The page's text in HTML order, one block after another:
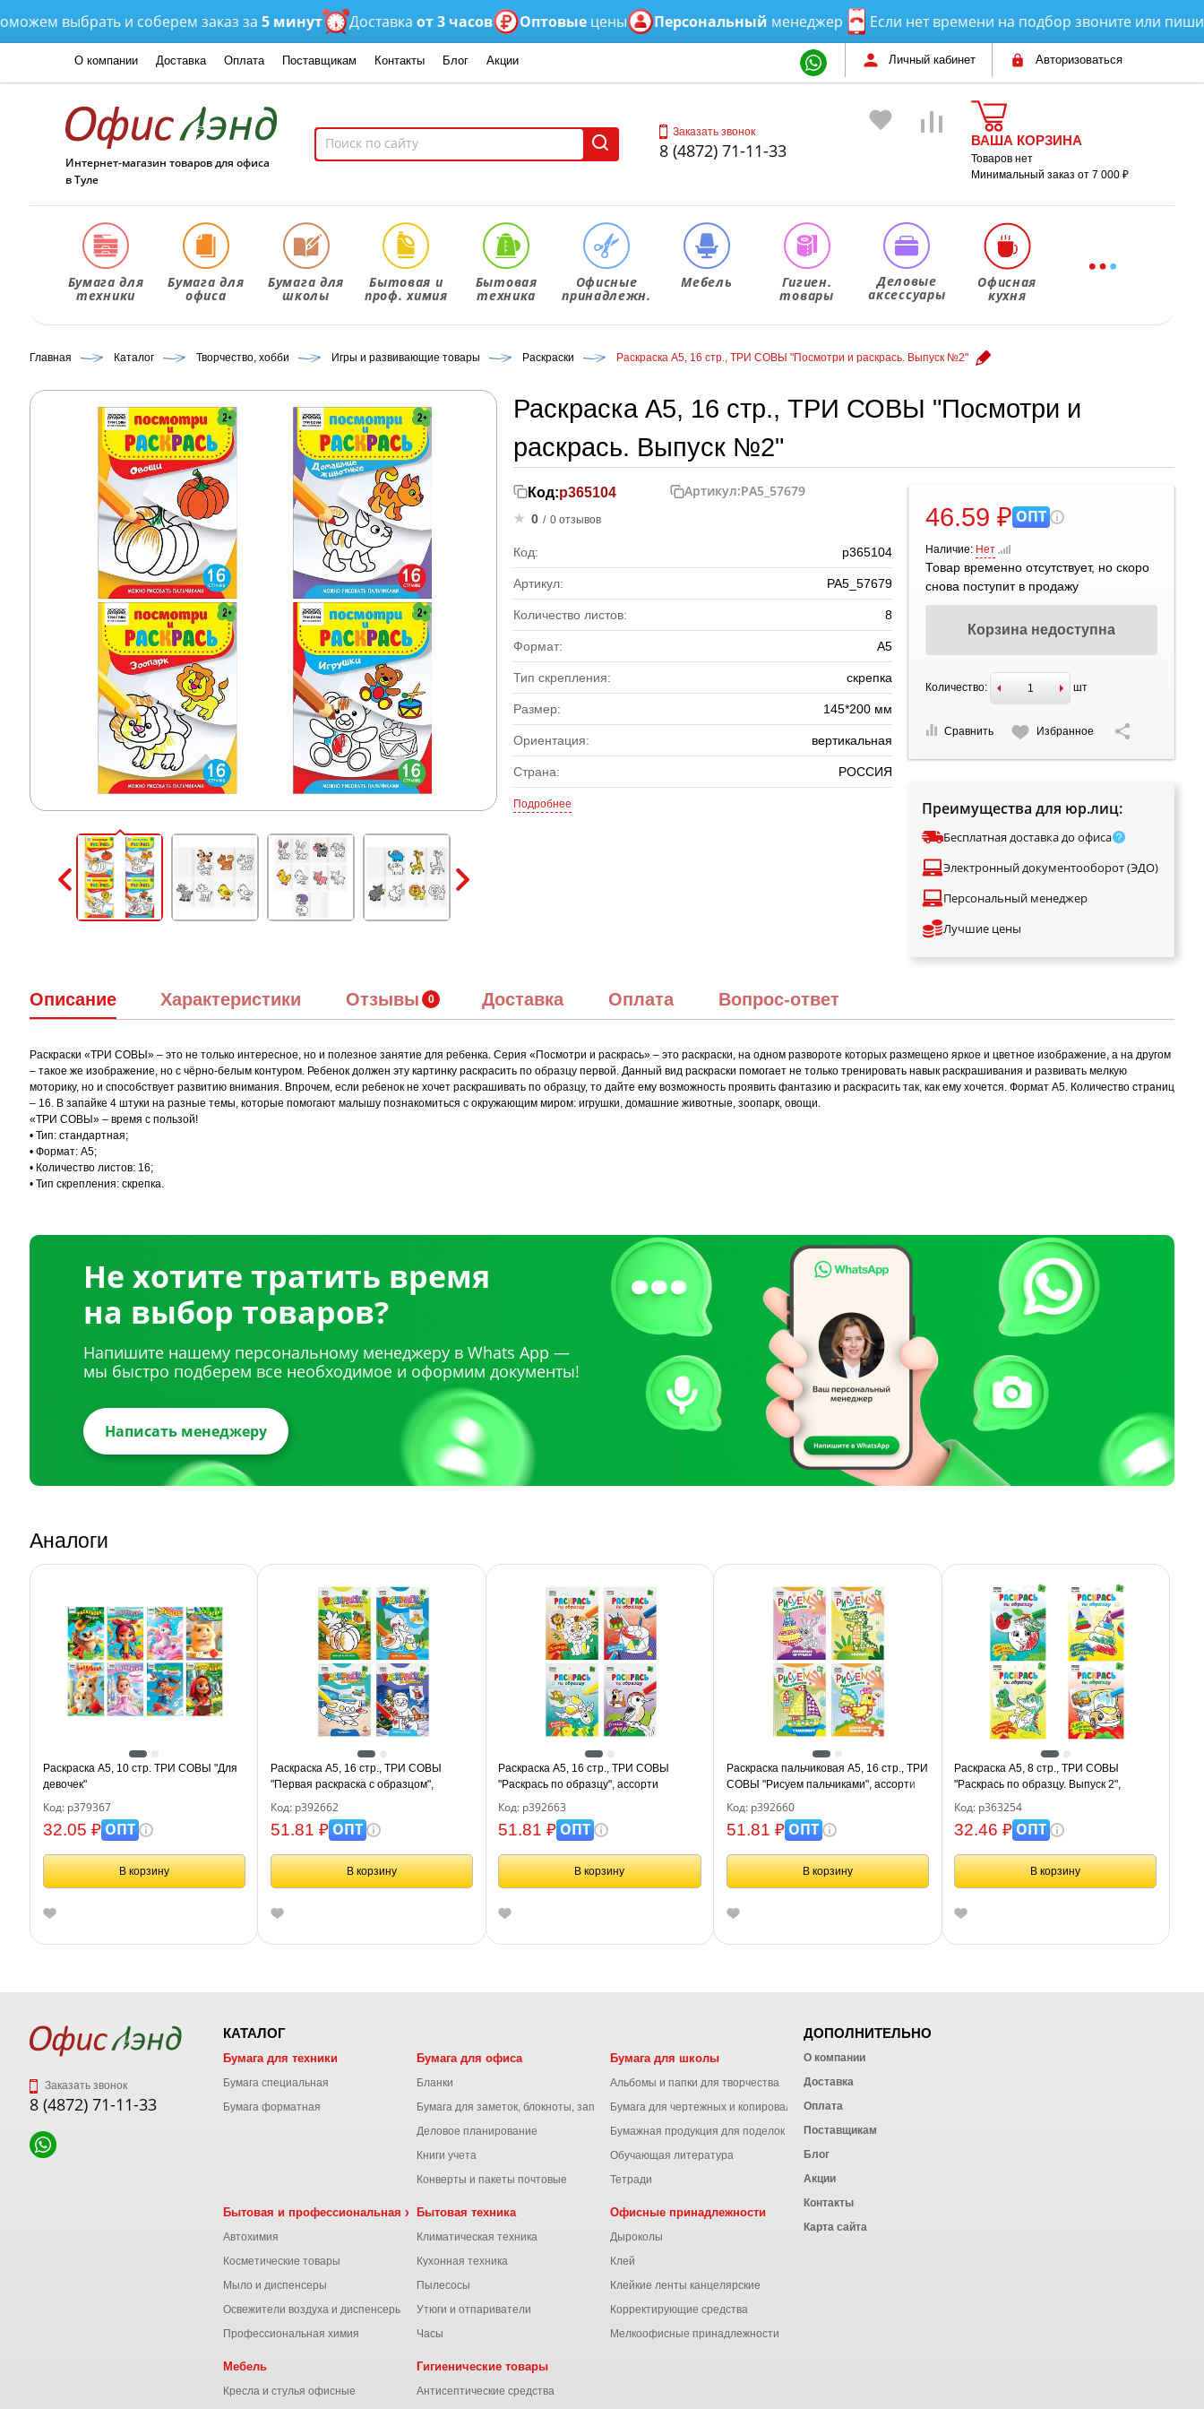
выбрать и соберем заказ за5 минут Доставкаот 3 часов Оптовыецены Персональныйменеджер Если нет времени на подбор звоните или пишите!
Личный кабинет Авторизоваться
О компании Доставка Оплата Поставщикам Контакты Блог Акции
Интернет-магазин товаров для офиса
в Туле
Заказать звонок
8 (4872) 71-11-33 ВАША КОРЗИНА
Товаров нет
Минимальный заказ от 7 000 ₽
Бумага для
техники
Бумага для
офиса
Бумага для
школы
Бытовая и
проф. химия
Бытовая
техника
Офисные
принадлежн.
Мебель Гигиен.
товары
Деловые
аксессуары
Офисная
кухня
Главная Каталог Творчество, хобби Игры и развивающие товары Раскраски Раскраска А5, 16 стр., ТРИ СОВЫ "Посмотри и раскрась. Выпуск №2"
Раскраска А5, 16 стр., ТРИ СОВЫ "Посмотри и
раскрась. Выпуск №2"
Код:р365104 Артикул:РА5_57679
0 / 0 отзывов
Код: р365104
Артикул: РА5_57679
Количество листов: 8
Формат: А5
Тип скрепления: скрепка
Размер: 145*200 мм
Ориентация: вертикальная
Страна: РОССИЯ
Подробнее
46.59 ₽ ОПТ
Наличие: Нет
Товар временно отсутствует, но скоро
снова поступит в продажу
Корзина недоступна
Количество: шт
Сравнить Избранное
Преимущества для юр.лиц:
Бесплатная доставка до офиса
Электронный документооборот (ЭДО)
Персональный менеджер
Лучшие цены
Описание Характеристики Отзывы Доставка Оплата Вопрос-ответ
Раскраски «ТРИ СОВЫ» – это не только интересное, но и полезное занятие для ребенка. Серия «Посмотри и раскрась» – это раскраски, на одном развороте которых размещено яркое и цветное изображение, а на другом
– такое же изображение, но с чёрно-белым контуром. Ребенок должен эту картинку раскрасить по образцу первой. Данный вид раскраски помогает не только тренировать навык раскрашивания и развивать мелкую
моторику, но и способствует развитию внимания. Впрочем, если ребенок не хочет раскрашивать по образцу, то дайте ему возможность проявить фантазию и раскрасить так, как ему хочется. Формат А5. Количество страниц
– 16. В запайке 4 штуки на разные темы, которые помогают малышу познакомиться с окружающим миром: игрушки, домашние животные, зоопарк, овощи.
«ТРИ СОВЫ» – время с пользой!
• Тип: стандартная;
• Формат: А5;
• Количество листов: 16;
• Тип скрепления: скрепка.
Не хотите тратить время
на выбор товаров?
Напишите нашему персональному менеджеру в Whats App —
мы быстро подберем все необходимое и оформим документы!
Написать менеджеру
Аналоги
Раскраска А5, 10 стр. ТРИ СОВЫ "Для
девочек"
Код: р379367
32.05 ₽ОПТ
В корзину
Раскраска А5, 16 стр., ТРИ СОВЫ
"Первая раскраска с образцом",
ассорти дизайнов
Код: р392662
51.81 ₽ОПТ
В корзину
Раскраска А5, 16 стр., ТРИ СОВЫ
"Раскрась по образцу", ассорти
дизайнов
Код: р392663
51.81 ₽ОПТ
В корзину
Раскраска пальчиковая А5, 16 стр., ТРИ
СОВЫ "Рисуем пальчиками", ассорти
дизайнов
Код: р392660
51.81 ₽ОПТ
В корзину
Раскраска А5, 8 стр., ТРИ СОВЫ
"Раскрась по образцу. Выпуск 2",
Код: р363254
32.46 ₽ОПТ
В корзину
Заказать звонок
8 (4872) 71-11-33
КАТАЛОГ
Бумага для техники
Бумага специальная
Бумага форматная
Бумага для офиса
Бланки
Бумага для заметок, блокноты, записные книжки
Деловое планирование
Книги учета
Конверты и пакеты почтовые
Бумага для школы
Альбомы и папки для творчества
Бумага для чертежных и копировальных работ
Бумажная продукция для поделок
Обучающая литература
Тетради
Бытовая и профессиональная химия
Автохимия
Косметические товары
Мыло и диспенсеры
Освежители воздуха и диспенсеры
Профессиональная химия
Бытовая техника
Климатическая техника
Кухонная техника
Пылесосы
Утюги и отпариватели
Часы
Офисные принадлежности
Дыроколы
Клей
Клейкие ленты канцелярские
Корректирующие средства
Мелкоофисные принадлежности
Мебель
Кресла и стулья офисные
Гигиенические товары
Антисептические средства
ДОПОЛНИТЕЛЬНО
О компании
Доставка
Оплата
Поставщикам
Блог
Акции
Контакты
Карта сайта